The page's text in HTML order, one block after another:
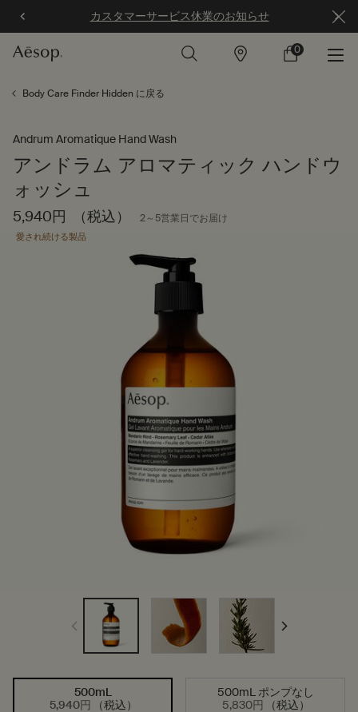
カスタマーサービス休業のお知らせ
店
カ
0
0 カート内の製
Body Care Finder Hidden に戻る
Andrum Aromatique Hand Wash
アンドラム アロマティック ハンドウ
ォッシュ
5,940円 （税込） 2～5営業日でお届け
愛され続ける製品
選択済み
500mL
5,940円
（税込）
, 1/2 選択済み
500mL ポンプなし
5,830円
（税込）
, 2/2